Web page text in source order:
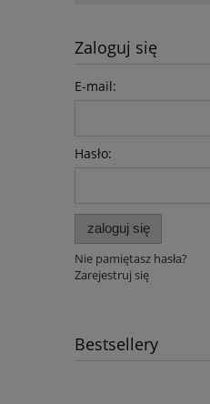
Zaloguj się
E-mail:
Hasło:
zaloguj się
Nie pamiętasz hasła?
Zarejestruj się
Bestsellery